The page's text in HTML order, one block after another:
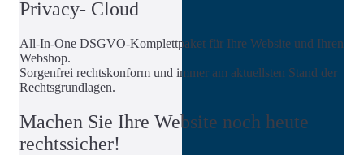
Privacy- Cloud
All-In-One DSGVO-Komplettpaket für Ihre Website und Ihren
Webshop.
Sorgenfrei rechtskonform und immer am aktuellsten Stand der
Rechtsgrundlagen.
Machen Sie Ihre Website noch heute
rechtssicher!